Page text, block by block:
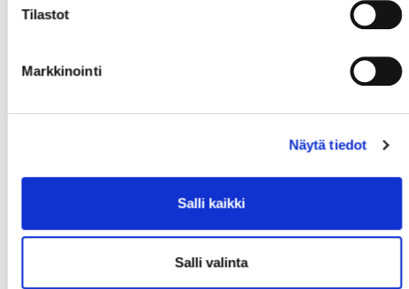
Tilastot
Markkinointi
Näytä tiedot
Salli kaikki
Salli valinta